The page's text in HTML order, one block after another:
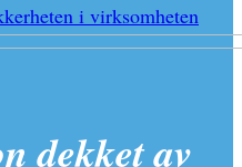
i virksomheten
dekket av